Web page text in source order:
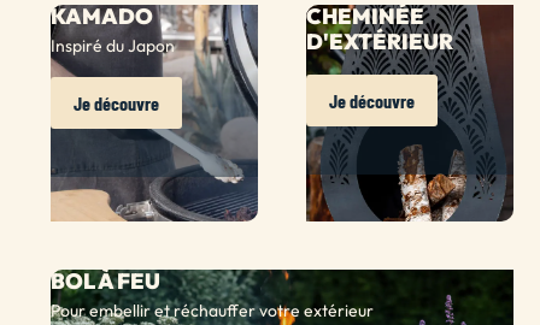
KAMADO
Inspiré du Japon
Je découvre
CHEMINÉE
D'EXTÉRIEUR
Je découvre
BOL À FEU
Pour embellir et réchauffer votre extérieur